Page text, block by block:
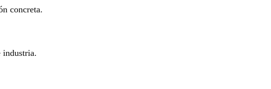
concreta.
industria.